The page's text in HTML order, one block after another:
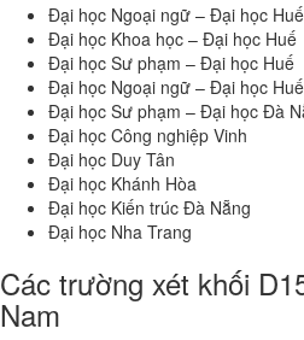
Đại học Ngoại ngữ – Đại học Huế
Đại học Khoa học – Đại học Huế
Đại học Sư phạm – Đại học Huế
Đại học Ngoại ngữ – Đại học Huế
Đại học Sư phạm – Đại học Đà
Đại học Công nghiệp Vinh
Đại học Duy Tân
Đại học Khánh Hòa
Đại học Kiến trúc Đà Nẵng
Đại học Nha Trang
Các trường xét khối
Nam